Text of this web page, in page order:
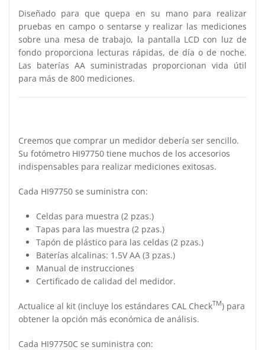
Diseñado para que quepa en su mano para realizar
pruebas en campo o sentarse y realizar las mediciones
sobre una mesa de trabajo, la pantalla LCD con luz de
fondo proporciona lecturas rápidas, de día o de noche.
Las baterías AA suministradas proporcionan vida útil
para más de 800 mediciones.
Creemos que comprar un medidor debería ser sencillo.
Su fotómetro HI97750 tiene muchos de los accesorios
indispensables para realizar mediciones exitosas.
Cada HI97750 se suministra con:
Celdas para muestra (2 pzas.)
Tapas para las muestra (2 pzas.)
Tapón de plástico para las celdas (2 pzas.)
Baterías alcalinas: 1.5V AA (3 pzas.)
Manual de instrucciones
Certificado de calidad del medidor.
Actualice al kit (incluye los estándares CAL CheckTM) para
obtener la opción más económica de análisis.
Cada HI97750C se suministra con: